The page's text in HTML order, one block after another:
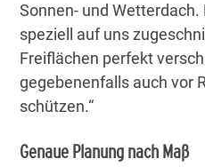
Sonnen- und
speziell auf uns
Freiflächen perfekt
gegebenenfalls auch vor
schützen.“
Genaue Planung nach Maß